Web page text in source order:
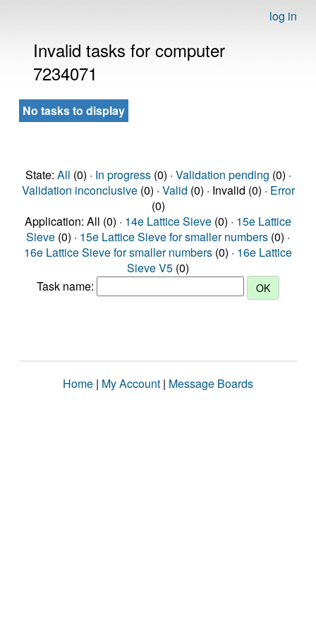
log in
Invalid tasks for computer
7234071
No tasks to display
State: All (0) · In progress(0) · Validation pending (0) ·
Validation inconclusive(0) · Valid (0) · Invalid (0) · Error
(0)
Application: All (0) · 14e Lattice Sieve (0) · 15e Lattice
Sieve (0) · 15e Lattice Sieve for smaller numbers (0) ·
16e Lattice Sieve for smaller numbers (0) · 16e Lattice
Sieve V5 (0)
Task name:
Home | My Account | Message Boards